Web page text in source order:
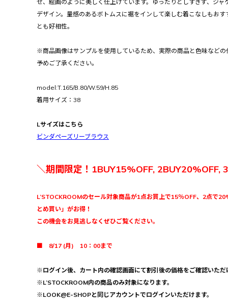
せ、絵画のように美しく仕上げています。ゆったりとしすぎず、ジ
デザイン。量感のあるボトムスに裾をインして楽しむ着こなしもお
とも好相性。
※商品画像はサンプルを使用しているため、実際の商品と色味など
予めご了承ください。
model:T.165/B.80/W.59/H.85
着用サイズ：38
Lサイズはこちら
ビンダペーズリーブラウス
＼期間限定！1BUY15%OFF, 2BUY20%OFF,
L’STOCKROOMのセール対象商品が1点お買上で15％OFF、2点で
とめ買い」がお得！
この機会をお見逃しなくぜひご覧ください。
■ 8/17 (月) 10：00まで
※ログイン後、カート内の確認画面にて割引後の価格をご確認いただ
※L’STOCKROOM内の商品のみ対象になります。
※LOOK@E-SHOPと同じアカウントでログインいただけます。